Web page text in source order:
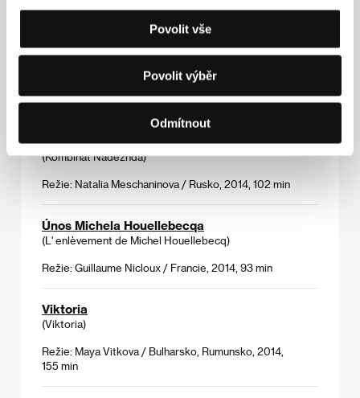
Povolit vše
Povolit výběr
Odmítnout
Slib
Režie: Anna Kazejak / Polsko, Dánsko, 2014, 97 min
Továrna Naděje
(Kombinat Nadezhda)
Režie: Natalia Meschaninova / Rusko, 2014, 102 min
Únos Michela Houellebecqa
(L' enlèvement de Michel Houellebecq)
Režie: Guillaume Nicloux / Francie, 2014, 93 min
Viktoria
(Viktoria)
Režie: Maya Vitkova / Bulharsko, Rumunsko, 2014,
155 min